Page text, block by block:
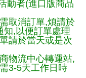
動者(進口版商品
取消訂單,煩請於
知,以便訂單處理
請於當天或是次
物流中心轉運站,
3-5天工作日時